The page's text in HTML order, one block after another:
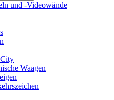
und -Videowände
Waagen